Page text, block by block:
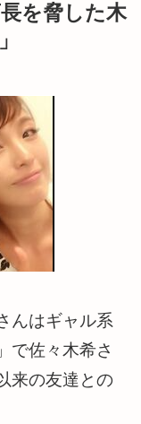
を脅した木
んはギャル系
で佐々木希さ
来の友達との